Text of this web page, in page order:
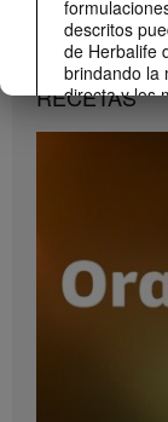
descritos
de Herbalife
brindando la
directa y los
aplicables a
son
lo que
financiero
De manera
Conoce el nuevo
Compártelo con todos
¡Dale un impulso
RECETAS